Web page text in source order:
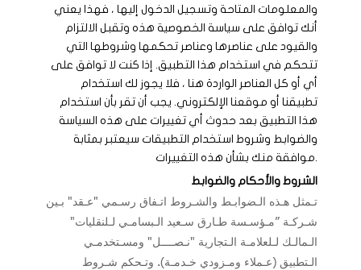
والمعلومات المتاحة وتسجيل الدخول إليها ، فهذا يعني
أنك توافق على سياسة الخصوصية هذه وتقبل الالتزام
والقيود على عناصرها وعناصر تحكمها وشروطها التي
تتحكم في استخدام هذا التطبيق. إذا كنت لا توافق على
أي أو كل العناصر الواردة هنا ، فلا يجوز لك استخدام
تطبيقنا أو موقعنا الإلكتروني. يجب أن تقر بأن استخدام
هذا التطبيق بعد حدوث أي تغييرات على هذه السياسة
والضوابط وشروط استخدام التطبيقات سيعتبر بمثابة
موافقة منك بشأن هذه التغييرات.
الشروط والأحكام والضوابط
تـمثل هـذه الـضوابـط والشـروط اتـفاق رسـمي "عـقد" بـين
شـركـة ”مـؤسـسة طـارق سـعید الـبسامـي لـلنقليات"
الـمالـك لـلعلامـة الـتجارية "نـصــــل" ومسـتخدمـي
الـتطبيق (عـملاء ومـزودي خـدمـة). وتـحكم شـروط